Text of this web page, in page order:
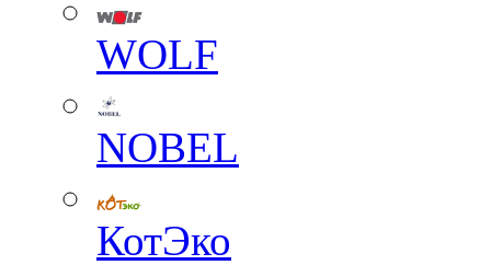
WOLF
NOBEL
КотЭко